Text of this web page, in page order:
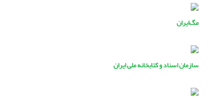
مگ‌ایران
سازمان اسناد و کتابخانه ملی ایران